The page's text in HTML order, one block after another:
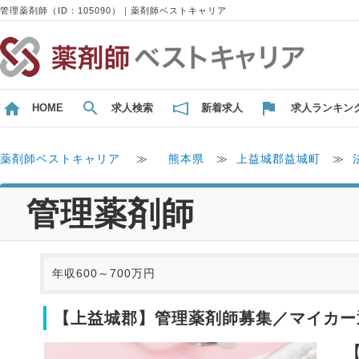
管理薬剤師（ID：105090）｜薬剤師ベストキャリア
HOME 求人検索 新着求人 求人ランキン
薬剤師ベストキャリア ≫ 熊本県 ≫ 上益城郡益城町 ≫
管理薬剤師
年収600～700万円
【上益城郡】管理薬剤師募集／マイカ